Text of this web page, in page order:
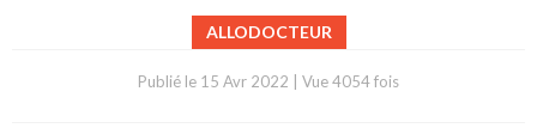
ALLODOCTEUR
Publié le 15 Avr 2022 Vue 4054 fois